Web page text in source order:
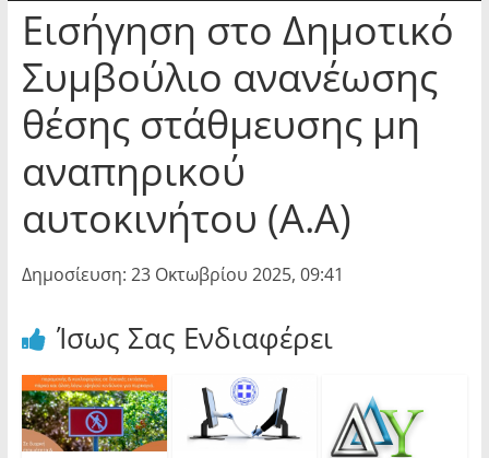
Εισήγηση στο Δημοτικό
Συμβούλιο ανανέωσης
θέσης στάθμευσης μη
αναπηρικού
αυτοκινήτου (Α.Α)
Δημοσίευση: 23 Οκτωβρίου 2025, 09:41
Ίσως Σας Ενδιαφέρει